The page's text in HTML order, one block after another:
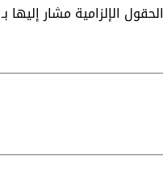
الحقول الإلزامية مشار إليها بـ